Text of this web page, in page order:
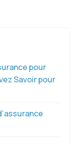
pour
Savoir pour